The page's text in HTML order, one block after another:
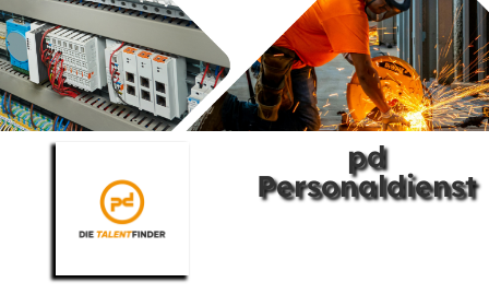
pd
Personaldienst